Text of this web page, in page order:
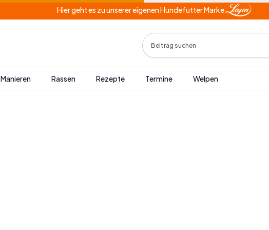
Hier geht es zu unserer eigenen Hundefutter Marke
Search
Manieren Rassen Rezepte Termine Welpen